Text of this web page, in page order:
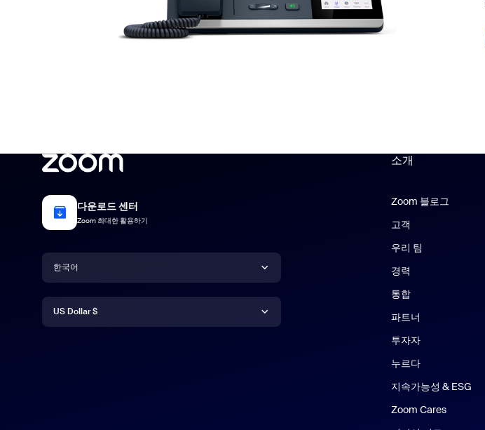
다운로드 센터
Zoom 최대한 활용하기
언어
한국어
Deutsch
통화
US Dollar $
소개
Zoom 블로그
고객
우리 팀
경력
통합
파트너
투자자
누르다
지속가능성 & ESG
Zoom Cares